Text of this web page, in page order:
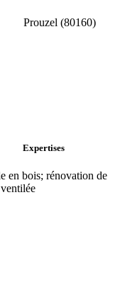
Prouzel (80160)
Expertises
en bois; rénovation de